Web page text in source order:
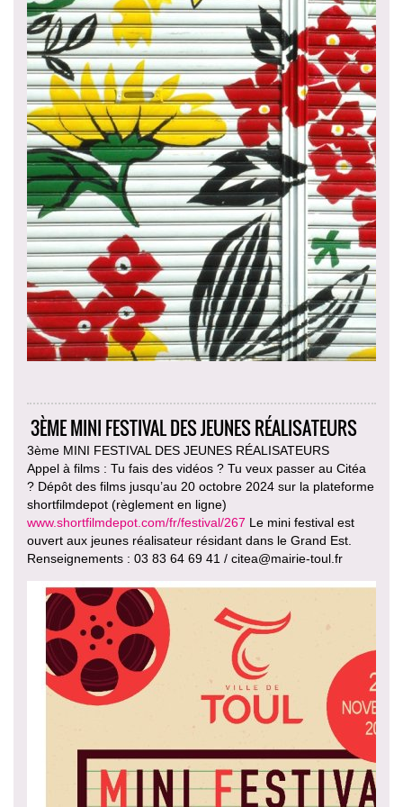
3ÈME MINI FESTIVAL DES JEUNES RÉALISATEURS
3ème MINI FESTIVAL DES JEUNES RÉALISATEURS
Appel à films : Tu fais des vidéos ? Tu veux passer au Citéa
? Dépôt des films jusqu’au 20 octobre 2024 sur la plateforme
shortfilmdepot (règlement en ligne)
www.shortfilmdepot.com/fr/festival/267 Le mini festival est
ouvert aux jeunes réalisateur résidant dans le Grand Est.
Renseignements : 03 83 64 69 41 / citea@mairie-toul.fr